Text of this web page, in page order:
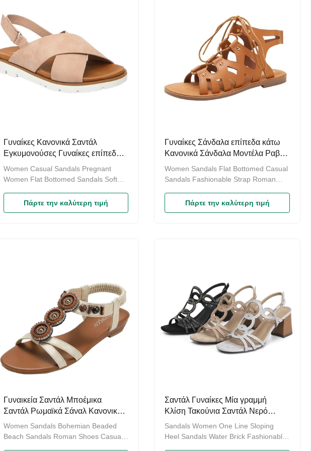
Γυναίκες Κανονικά Σαντάλ
Εγκυμονούσες Γυναίκες επίπεδα
Σαντάλ μαλακά καλοκαιρινά
παπούτσια παραλίας
Women Casual Sandals Pregnant
Women Flat Bottomed Sandals Soft
design: Simple design flat toe women's
sandals, comfortable soft leather,
Πάρτε την καλύτερη τιμή
Γυναίκες Σάνδαλα επίπεδα κάτω
Κανονικά Σάνδαλα Μοντέλα Ραβδί
Ρωμαϊκά Σάνδαλα
Women Sandals Flat Bottomed Casual
Sandals Fashionable Strap Roman
height of about 1.5CM, which is non
slip and durable. The breathable foot
Πάρτε την καλύτερη τιμή
Γυναικεία Σαντάλ Μποέμικα
Σαντάλ Ρωμαϊκά Σάναλ Κανονικά
Σαντάλ
Women Sandals Bohemian Beaded
Beach Sandals Roman Shoes Casual
Σαντάλ Γυναίκες Μία γραμμή
Κλίση Τακούνια Σαντάλ Νερό
τούβλο Μοντέλα Σαντάλ
Sandals Women One Line Sloping
Heel Sandals Water Brick Fashionable